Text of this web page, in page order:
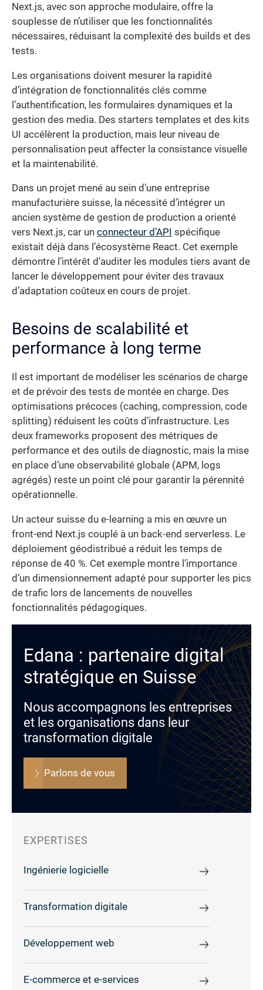
Next.js, avec son approche modulaire, offre la
souplesse de n’utiliser que les fonctionnalités
nécessaires, réduisant la complexité des builds et des
tests.
Les organisations doivent mesurer la rapidité
d’intégration de fonctionnalités clés comme
l’authentification, les formulaires dynamiques et la
gestion des media. Des starters templates et des kits
UI accélèrent la production, mais leur niveau de
personnalisation peut affecter la consistance visuelle
et la maintenabilité.
Dans un projet mené au sein d’une entreprise
manufacturière suisse, la nécessité d’intégrer un
ancien système de gestion de production a orienté
vers Next.js, car un connecteur d’API spécifique
existait déjà dans l’écosystème React. Cet exemple
démontre l’intérêt d’auditer les modules tiers avant de
lancer le développement pour éviter des travaux
d’adaptation coûteux en cours de projet.
Besoins de scalabilité et
performance à long terme
Il est important de modéliser les scénarios de charge
et de prévoir des tests de montée en charge. Des
optimisations précoces (caching, compression, code
splitting) réduisent les coûts d’infrastructure. Les
deux frameworks proposent des métriques de
performance et des outils de diagnostic, mais la mise
en place d’une observabilité globale (APM, logs
agrégés) reste un point clé pour garantir la pérennité
opérationnelle.
Un acteur suisse du e-learning a mis en œuvre un
front-end Next.js couplé à un back-end serverless. Le
déploiement géodistribué a réduit les temps de
réponse de 40 %. Cet exemple montre l’importance
d’un dimensionnement adapté pour supporter les pics
de trafic lors de lancements de nouvelles
fonctionnalités pédagogiques.
Edana : partenaire digital
stratégique en Suisse
Nous accompagnons les entreprises
et les organisations dans leur
transformation digitale
Parlons de vous
EXPERTISES
Ingénierie logicielle
Transformation digitale
Développement web
E-commerce et e-services